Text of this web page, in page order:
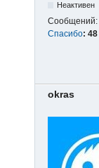
Неактивен
Сообщений:
Спасибо: 48
okras